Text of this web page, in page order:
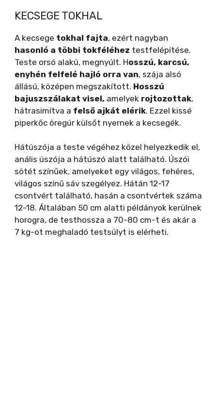
KECSEGE TOKHAL
A kecsege tokhal fajta, ezért nagyban
hasonló a többi tokféléhez testfelépítése.
Teste orsó alakú, megnyúlt. Hosszú, karcsú,
enyhén felfelé hajló orra van, szája alsó
állású, középen megszakított. Hosszú
bajuszszálakat visel, amelyek rojtozottak,
hátrasimítva a felső ajkát elérik. Ezzel kissé
piperkőc öregúr külsőt nyernek a kecsegék.
Hátúszója a teste végéhez közel helyezkedik el,
anális úszója a hátúszó alatt található. Úszói
sötét színűek, amelyeket egy világos, fehéres,
világos színű sáv szegélyez. Hátán 12-17
csontvért található, hasán a csontvértek száma
12-18. Általában 50 cm alatti példányok kerülnek
horogra, de testhossza a 70-80 cm-t és akár a
7 kg-ot meghaladó testsúlyt is elérheti.